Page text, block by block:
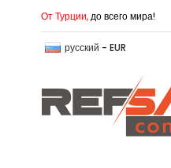
От Турции,до всего мира!
русский - EUR